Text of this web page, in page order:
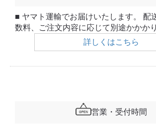
■ ヤマト運輸でお届けいたします。 配
数料、ご注文内容に応じて別途かかかり
詳しくはこちら
営業・受付時間